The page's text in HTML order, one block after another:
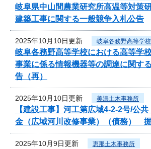
岐阜県中山間農業研究所高温等対策
建築工事に関する一般競争入札公告
2025年10月10日更新 岐阜各務野高等学校
岐阜各務野高等学校における高等学
事業に係る情報機器等の調達に関す
告（再）
2025年10月10日更新 美濃土木事務所
【建設工事】河工第広域4-2-2号/公
金（広域河川改修事業）（債務）
2025年10月9日更新 恵那土木事務所